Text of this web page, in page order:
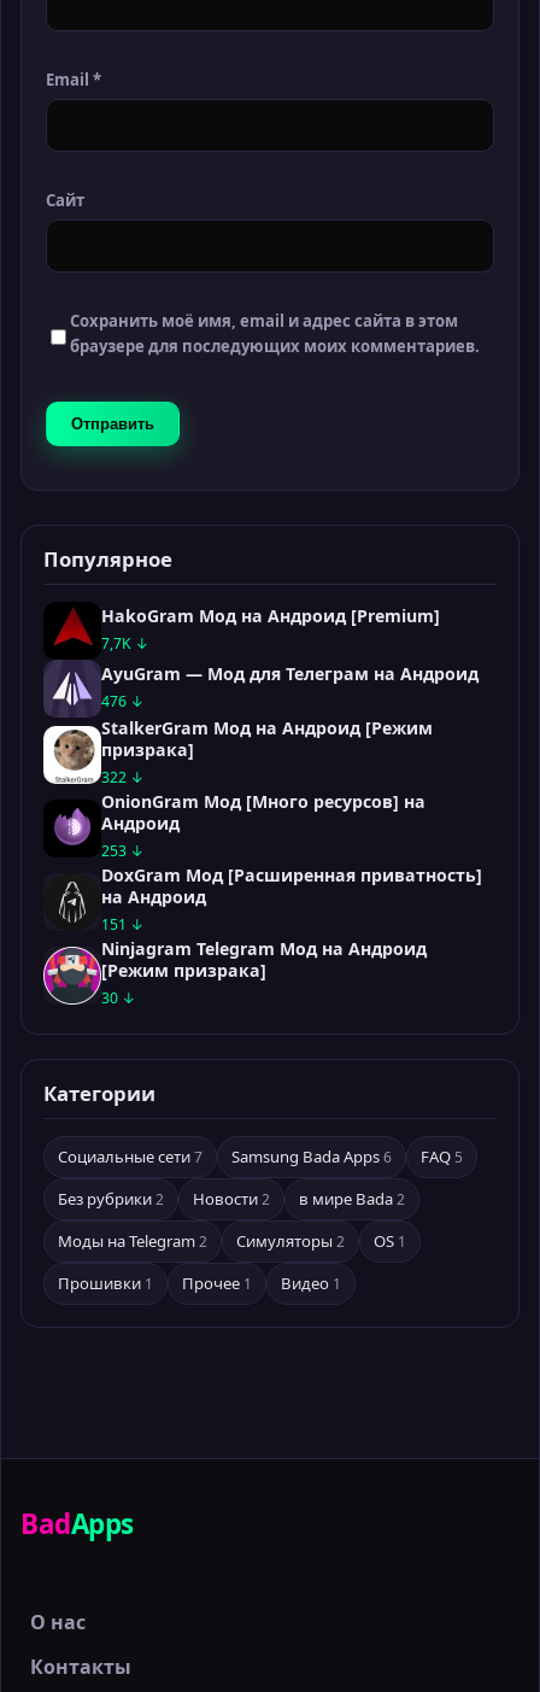
Email *
Сайт
Сохранить моё имя, email и адрес сайта в этом
браузере для последующих моих комментариев.
Популярное
HakoGram Мод на Андроид [Premium]
7,7K ↓
AyuGram — Мод для Телеграм на Андроид
476 ↓
StalkerGram Мод на Андроид [Режим
призрака]
322 ↓
OnionGram Мод [Много ресурсов] на
Андроид
253 ↓
DoxGram Мод [Расширенная приватность]
на Андроид
151 ↓
Ninjagram Telegram Мод на Андроид
[Режим призрака]
30 ↓
Категории
Социальные сети7 Samsung Bada Apps6 FAQ 5
Без рубрики2 Новости2 в мире Bada2
Моды на Telegram2 Симуляторы 2 OS 1
Прошивки 1 Прочее 1 Видео 1
BadApps
О нас
Контакты